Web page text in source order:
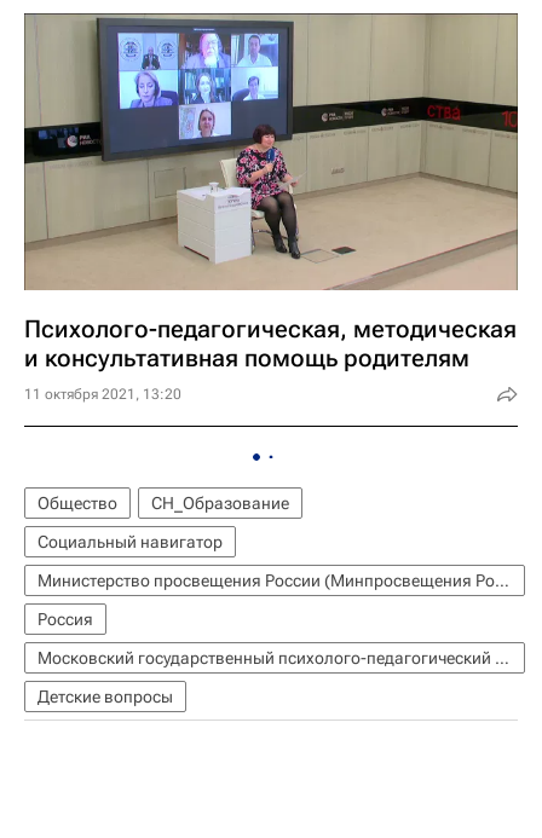
Психолого-педагогическая, методическая
и консультативная помощь родителям
11 октября 2021, 13:20
Общество
СН_Образование
Социальный навигатор
Министерство просвещения России (Минпросвещения России)
Россия
Московский государственный психолого-педагогический университет (МГППУ)
Детские вопросы